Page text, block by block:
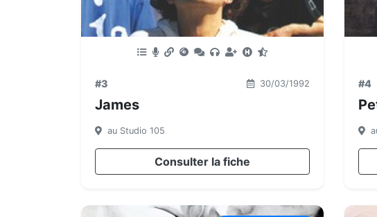
#3 30/03/1992
James
au Studio 105
Consulter la fiche
#4